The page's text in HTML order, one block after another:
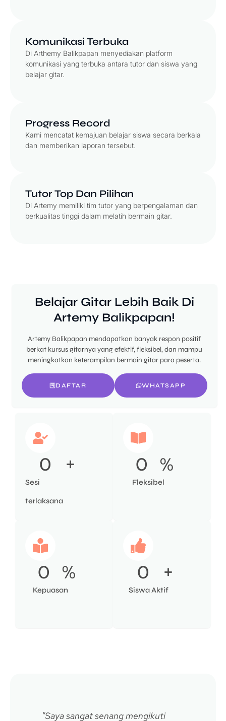
Komunikasi Terbuka
Di Arthemy Balikpapan menyediakan platform
komunikasi yang terbuka antara tutor dan siswa yang
belajar gitar.
Progress Record
Kami mencatat kemajuan belajar siswa secara berkala
dan memberikan laporan tersebut.
Tutor Top Dan Pilihan
Di Artemy memiliki tim tutor yang berpengalaman dan
berkualitas tinggi dalam melatih bermain gitar.
Belajar Gitar Lebih Baik Di
Artemy Balikpapan!
Artemy Balikpapan mendapatkan banyak respon positif
berkat kursus gitarnya yang efektif, fleksibel, dan mampu
meningkatkan keterampilan bermain gitar para peserta.
DAFTAR WHATSAPP
Sesi
terlaksana
0 +
Fleksibel
0 %
Kepuasan
0 %
Siswa Aktif
0 +
"Saya sangat senang mengikuti